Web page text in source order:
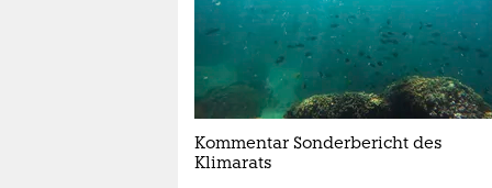
Kommentar Sonderbericht des
Klimarats